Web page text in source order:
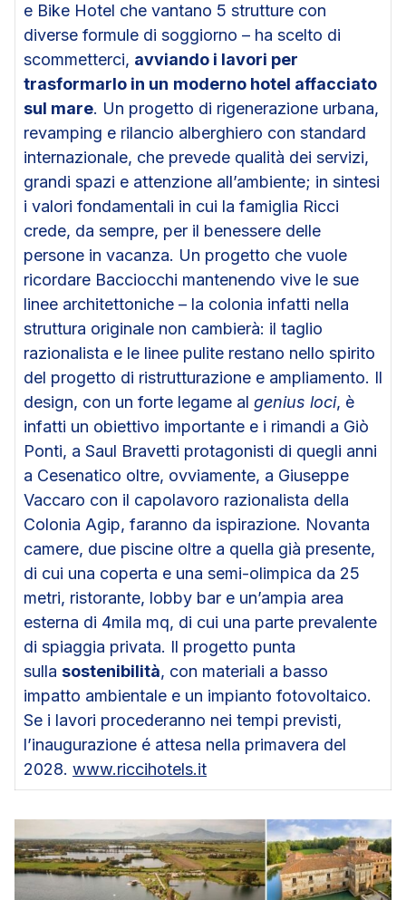
e Bike Hotel che vantano 5 strutture con
diverse formule di soggiorno – ha scelto di
scommetterci, avviando i lavori per
trasformarlo in un moderno hotel affacciato
sul mare. Un progetto di rigenerazione urbana,
revamping e rilancio alberghiero con standard
internazionale, che prevede qualità dei servizi,
grandi spazi e attenzione all’ambiente; in sintesi
i valori fondamentali in cui la famiglia Ricci
crede, da sempre, per il benessere delle
persone in vacanza. Un progetto che vuole
ricordare Bacciocchi mantenendo vive le sue
linee architettoniche – la colonia infatti nella
struttura originale non cambierà: il taglio
razionalista e le linee pulite restano nello spirito
del progetto di ristrutturazione e ampliamento. Il
design, con un forte legame al genius loci, è
infatti un obiettivo importante e i rimandi a Giò
Ponti, a Saul Bravetti protagonisti di quegli anni
a Cesenatico oltre, ovviamente, a Giuseppe
Vaccaro con il capolavoro razionalista della
Colonia Agip, faranno da ispirazione. Novanta
camere, due piscine oltre a quella già presente,
di cui una coperta e una semi-olimpica da 25
metri, ristorante, lobby bar e un’ampia area
esterna di 4mila mq, di cui una parte prevalente
di spiaggia privata. Il progetto punta
sulla sostenibilità, con materiali a basso
impatto ambientale e un impianto fotovoltaico.
Se i lavori procederanno nei tempi previsti,
l’inaugurazione é attesa nella primavera del
2028. www.riccihotels.it